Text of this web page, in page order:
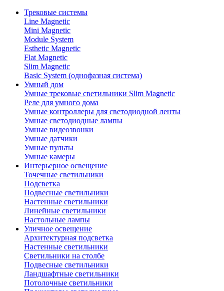
Трековые системы
Line Magnetic
Mini Magnetic
Module System
Esthetic Magnetic
Flat Magnetic
Slim Magnetic
Basic System (однофазная система)
Умный дом
Умные трековые светильники Slim Magnetic
Реле для умного дома
Умные контроллеры для светодиодной ленты
Умные светодиодные лампы
Умные видеозвонки
Умные датчики
Умные пульты
Умные камеры
Интерьерное освещение
Точечные светильники
Подсветка
Подвесные светильники
Настенные светильники
Линейные светильники
Настольные лампы
Уличное освещение
Архитектурная подсветка
Настенные светильники
Светильники на столбе
Подвесные светильники
Ландшафтные светильники
Потолочные светильники